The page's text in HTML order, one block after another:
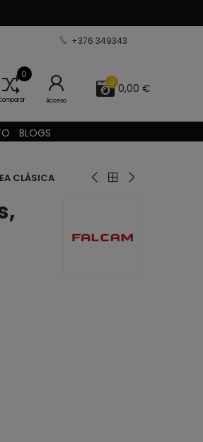
+376 349343
0
Acceso
0 0,00 €
BLOGS
CLÁSICA